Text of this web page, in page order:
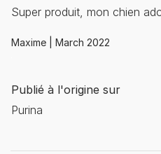
Super produit, mon chien
Maxime | March 2022
Publié à l'origine sur
Purina